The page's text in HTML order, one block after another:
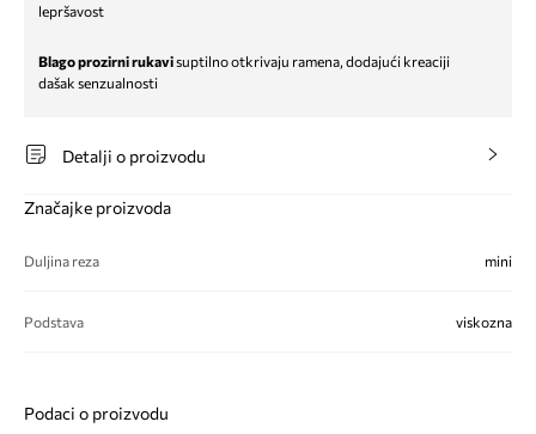
lepršavost
Blago prozirni rukavisuptilno otkrivaju ramena, dodajući kreaciji
dašak senzualnosti
Detalji o proizvodu
Značajke proizvoda
Duljina reza mini
Podstava viskozna
Podaci o proizvodu